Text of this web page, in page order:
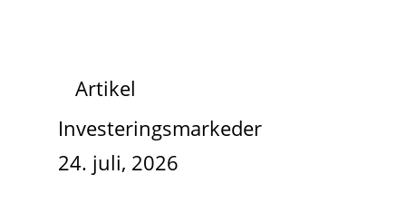
Artikel
Investeringsmarkeder
24. juli, 2026